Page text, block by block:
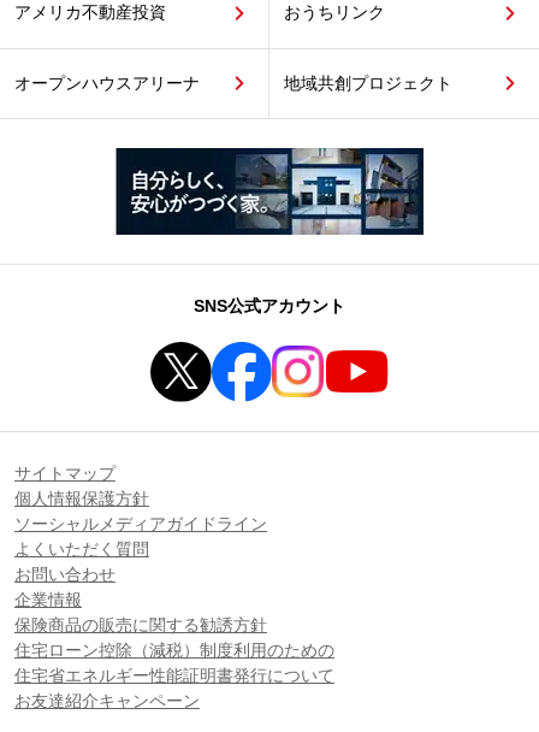
アメリカ不動産投資 おうちリンク
オープンハウスアリーナ 地域共創プロジェクト
SNS公式アカウント
サイトマップ
個人情報保護方針
ソーシャルメディアガイドライン
よくいただく質問
お問い合わせ
企業情報
保険商品の販売に関する勧誘方針
住宅ローン控除（減税）制度利用のための
住宅省エネルギー性能証明書発行について
お友達紹介キャンペーン